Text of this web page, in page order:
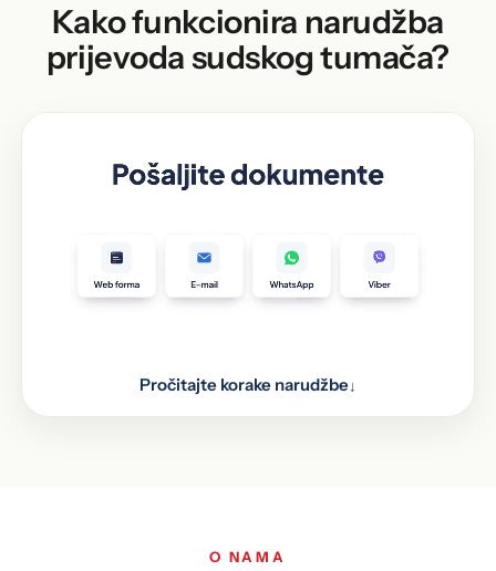
Kako funkcionira narudžba
prijevoda sudskog tumača?
Pročitajte korake narudžbe↓
Prijevod je spremanO NAMA